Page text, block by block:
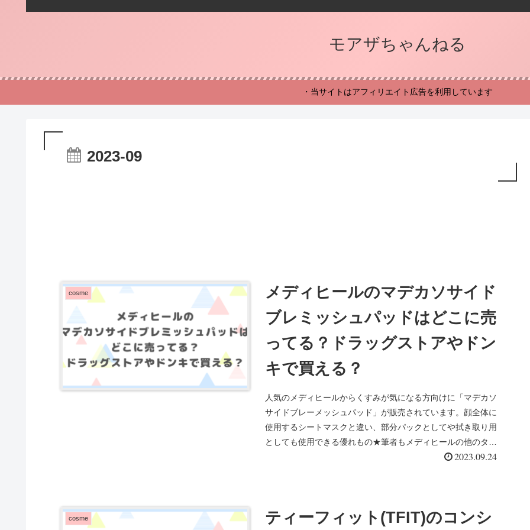
モアザちゃんねる
・当サイトはアフィリエイト広告を利用しています
2023-09
cosme
メディヒールのマデカソサイド
ブレミッシュパッドはどこに売
ってる？ドラッグストアやドン
キで買える？
人気のメディヒールからくすみが気になる方向けに「マデカソ
サイドブレーメッシュパッド」が販売されています。顔全体に
使用するシートマスクと違い、部分パックとしてや拭き取り用
としても使用できる優れもの★筆者もメディヒールの他のタイ
2023.09.24
cosme ティーフィット(TFIT)のコンシ